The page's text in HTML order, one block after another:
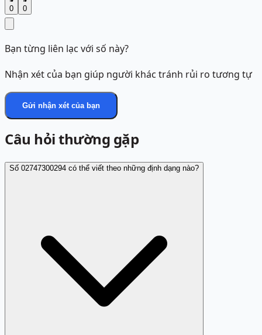
0 0
Bạn từng liên lạc với số này?
Nhận xét của bạn giúp người khác tránh rủi ro tương tự
Gửi nhận xét của bạn
Câu hỏi thường gặp
Số 02747300294 có thể viết theo những định dạng nào?